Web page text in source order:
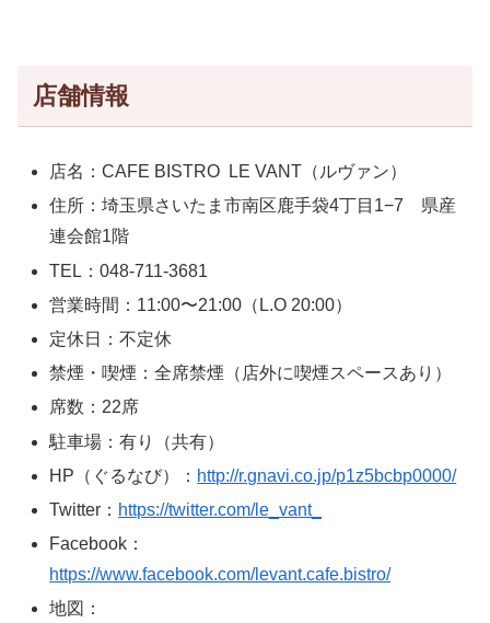
店舗情報
店名：CAFE BISTRO LE VANT（ルヴァン）
住所：埼玉県さいたま市南区鹿手袋4丁目1−7 県産
連会館1階
TEL：048-711-3681
営業時間：11:00〜21:00（L.O 20:00）
定休日：不定休
禁煙・喫煙：全席禁煙（店外に喫煙スペースあり）
席数：22席
駐車場：有り（共有）
HP（ぐるなび）： http://r.gnavi.co.jp/p1z5bcbp0000/
Twitter： https://twitter.com/le_vant_
Facebook：
https://www.facebook.com/levant.cafe.bistro/
地図：